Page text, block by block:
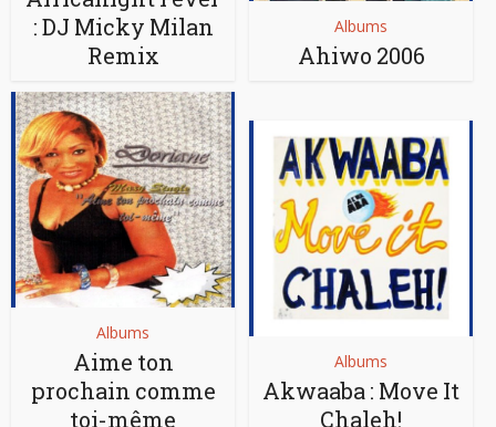
: DJ Micky Milan
Remix
Albums
Ahiwo 2006
Albums
Aime ton
prochain comme
toi-même
Albums
Akwaaba : Move It
Chaleh!